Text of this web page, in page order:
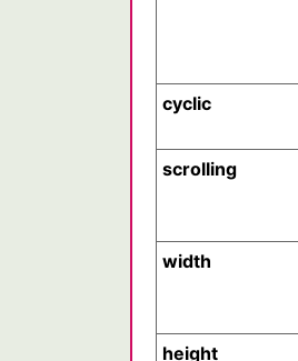
cyclic
scrolling
width
height